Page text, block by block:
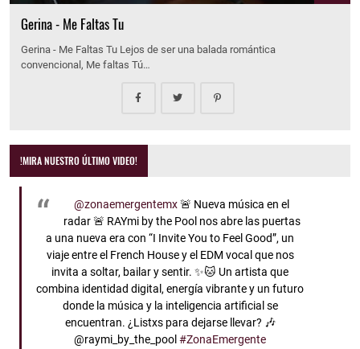
Gerina - Me Faltas Tu
Gerina - Me Faltas Tu Lejos de ser una balada romántica
convencional, Me faltas Tú…
!MIRA NUESTRO ÚLTIMO VIDEO!
@zonaemergentemx🚨 Nueva música en el
radar 🚨 RAYmi by the Pool nos abre las puertas
a una nueva era con “I Invite You to Feel Good”, un
viaje entre el French House y el EDM vocal que nos
invita a soltar, bailar y sentir. ✨🐱 Un artista que
combina identidad digital, energía vibrante y un futuro
donde la música y la inteligencia artificial se
encuentran. ¿Listxs para dejarse llevar? 🎶
@raymi_by_the_pool#ZonaEmergente